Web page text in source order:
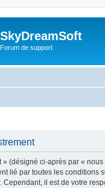
SkyDreamSoft
Forum de support
» (désigné ci-après par «
lié par toutes les
Cependant, il est de votre